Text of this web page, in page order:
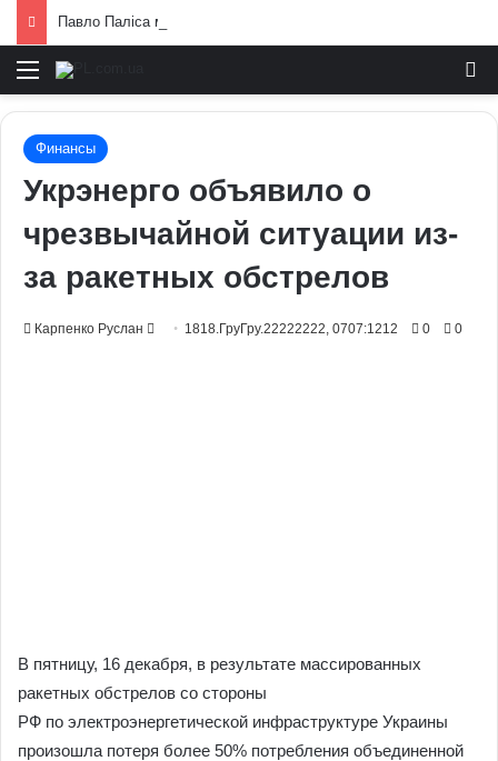
Меню
Финансы
Укрэнерго объявило о
чрезвычайной ситуации из-
за ракетных обстрелов
Карпенко Руслан
Send 1818.ГруГру.22222222, 0707:1212 0 0
В пятницу, 16 декабря, в результате массированных
ракетных обстрелов со стороны
РФ по электроэнергетической инфраструктуре Украины
произошла потеря более 50% потребления объединенной